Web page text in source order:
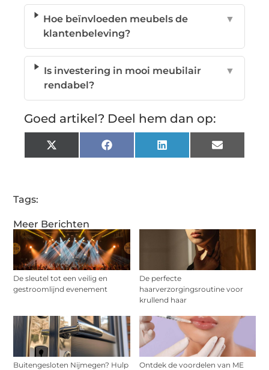
Meer Berichten
De sleutel tot een veilig en
gestroomlijnd evenement
De perfecte
haarverzorgingsroutine voor
krullend haar
Buitengesloten Nijmegen? Hulp
Ontdek de voordelen van ME
Hoe beïnvloeden meubels de
klantenbeleving?
▼
Is investering in mooi meubilair
rendabel?
▼
Goed artikel? Deel hem dan op:
X
(Twitter)
Facebook LinkedIn Email
Tags: